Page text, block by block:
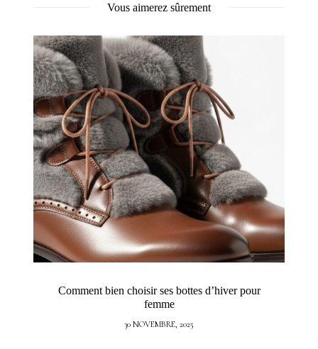
Vous aimerez sûrement
Comment bien choisir ses bottes d’hiver pour
femme
30 NOVEMBRE, 2025